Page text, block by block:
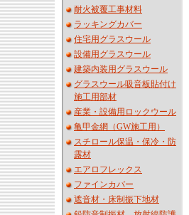
耐火被覆工事材料
ラッキングカバー
住宅用グラスウール
設備用グラスウール
建築内装用グラスウール
グラスウール吸音板貼付け
施工用部材
産業・設備用ロックウール
亀甲金網（GW施工用）
スチロール保温・保冷・防
露材
エアロフレックス
ファインカバー
遮音材・床制振下地材